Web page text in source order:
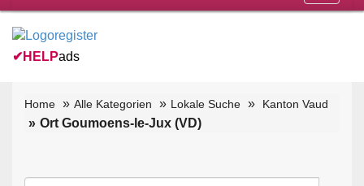
✔ HELPads
Home Alle Kategorien Lokale Suche Kanton Vaud
Ort Goumoens-le-Jux (VD)